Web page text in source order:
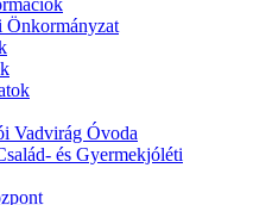
Önkormányzat
Vadvirág Óvoda
és Gyermekjóléti